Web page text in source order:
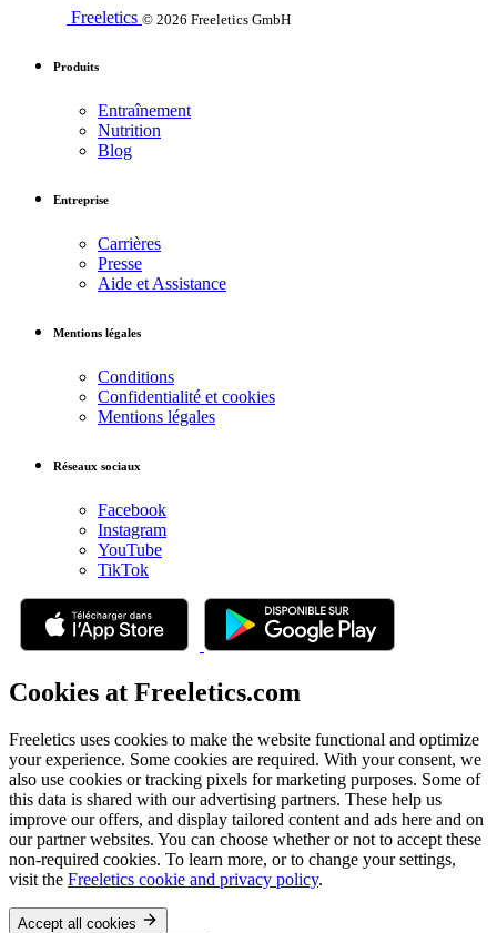
Freeletics © 2026 Freeletics GmbH
Produits
Entraînement
Nutrition
Blog
Entreprise
Carrières
Presse
Aide et Assistance
Mentions légales
Conditions
Confidentialité et cookies
Mentions légales
Réseaux sociaux
Facebook
Instagram
YouTube
TikTok
Cookies at Freeletics.com
Freeletics uses cookies to make the website functional and optimize
your experience. Some cookies are required. With your consent, we
also use cookies or tracking pixels for marketing purposes. Some of
this data is shared with our advertising partners. These help us
improve our offers, and display tailored content and ads here and on
our partner websites. You can choose whether or not to accept these
non-required cookies. To learn more, or to change your settings,
visit the Freeletics cookie and privacy policy.
Accept all cookies